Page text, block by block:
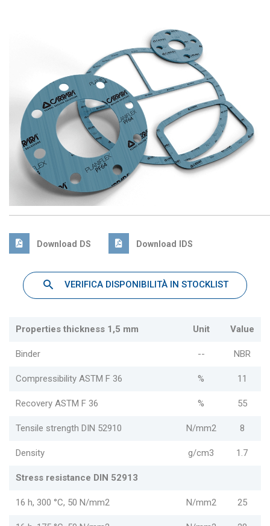
Download DS Download IDS
VERIFICA DISPONIBILITÀ IN STOCKLIST
Properties thickness 1,5 mm Unit Value
Binder -- NBR
Compressibility ASTM F 36 % 11
Recovery ASTM F 36 % 55
Tensile strength DIN 52910 N/mm2 8
Density g/cm3 1.7
Stress resistance DIN 52913
16 h, 300 °C, 50 N/mm2 N/mm2 25